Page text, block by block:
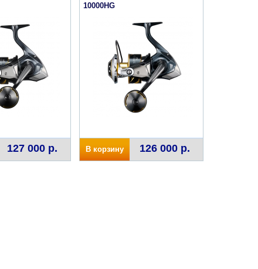
127 000 р.
10000HG
В корзину 126 000 р.